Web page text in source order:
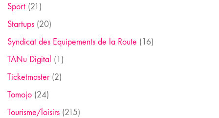
Sport (21)
Startups (20)
Syndicat des Equipements de la Route (16)
TANu Digital (1)
Ticketmaster(2)
Tomojo (24)
Tourisme/loisirs (215)